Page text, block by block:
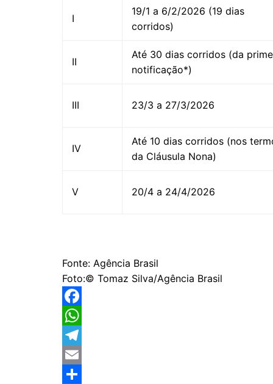
I
19/1 a 6/2/2026 (19 dias
corridos)
II
Até 30 dias corridos (da
notificação*)
III 23/3 a 27/3/2026
IV
Até 10 dias corridos (nos
da Cláusula Nona)
V 20/4 a 24/4/2026
Fonte: Agência Brasil
Foto:© Tomaz Silva/Agência Brasil
F
a
c
e
W
h
a
T
eE